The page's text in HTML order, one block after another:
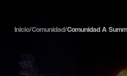
Inicio/Comunidad/Comunidad A